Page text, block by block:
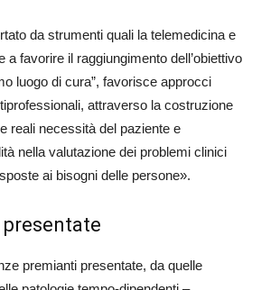
da strumenti quali la telemedicina e
a favorire il raggiungimento dell’obiettivo
luogo di cura”, favorisce approcci
attraverso la costruzione
reali necessità del paziente e
nella valutazione dei problemi clinici
ai bisogni delle persone».
presentate
premianti presentate, da quelle